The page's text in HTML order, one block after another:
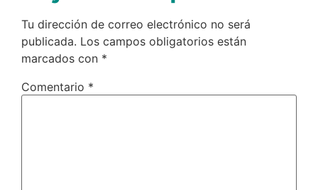
Tu dirección de correo electrónico no será
publicada. Los campos obligatorios están
marcados con *
Comentario *